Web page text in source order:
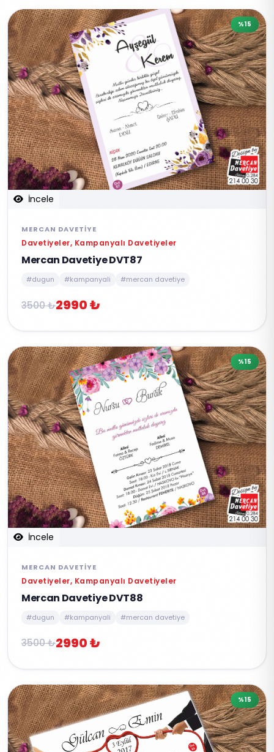
İncele
%15
MERCAN DAVETIYE
Davetiyeler, Kampanyalı Davetiyeler
Mercan Davetiye DVT87
#dugun #kampanyali #mercan davetiye
3500 ₺2990 ₺
İncele
%15
MERCAN DAVETIYE
Davetiyeler, Kampanyalı Davetiyeler
Mercan Davetiye DVT88
#dugun #kampanyali #mercan davetiye
3500 ₺2990 ₺
%15